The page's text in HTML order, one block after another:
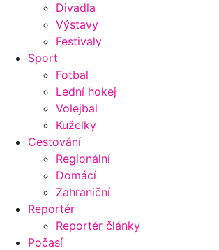
Divadla
Výstavy
Festivaly
Sport
Fotbal
Lední hokej
Volejbal
Kuželky
Cestování
Regionální
Domácí
Zahraniční
Reportér
Reportér články
Počasí